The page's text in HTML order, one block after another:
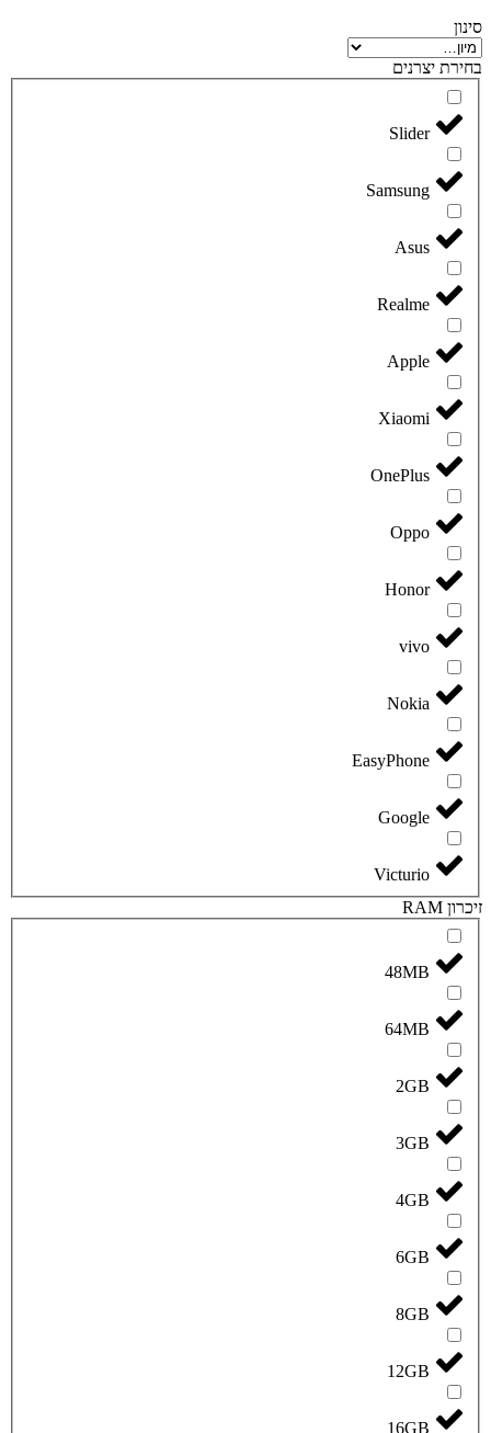
סינון
בחירת יצרנים
Slider
Samsung
Asus
Realme
Apple
Xiaomi
OnePlus
Oppo
Honor
vivo
Nokia
EasyPhone
Google
Victurio
זיכרון RAM
48MB
64MB
2GB
3GB
4GB
6GB
8GB
12GB
16GB